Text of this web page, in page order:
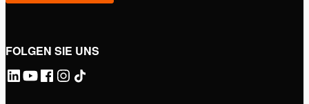
FOLGEN SIE UNS